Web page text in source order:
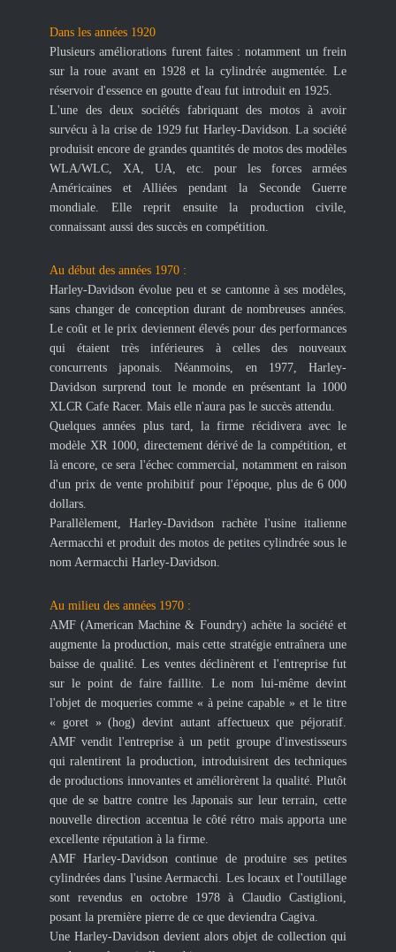
Dans les années 1920
Plusieurs améliorations furent faites : notamment un frein
sur la roue avant en 1928 et la cylindrée augmentée. Le
réservoir d'essence en goutte d'eau fut introduit en 1925.
L'une des deux sociétés fabriquant des motos à avoir
survécu à la crise de 1929 fut Harley-Davidson. La société
produisit encore de grandes quantités de motos des modèles
WLA/WLC, XA, UA, etc. pour les forces armées
Américaines et Alliées pendant la Seconde Guerre
mondiale. Elle reprit ensuite la production civile,
connaissant aussi des succès en compétition.
Au début des années 1970 :
Harley-Davidson évolue peu et se cantonne à ses modèles,
sans changer de conception durant de nombreuses années.
Le coût et le prix deviennent élevés pour des performances
qui étaient très inférieures à celles des nouveaux
concurrents japonais. Néanmoins, en 1977, Harley-
Davidson surprend tout le monde en présentant la 1000
XLCR Cafe Racer. Mais elle n'aura pas le succès attendu.
Quelques années plus tard, la firme récidivera avec le
modèle XR 1000, directement dérivé de la compétition, et
là encore, ce sera l'échec commercial, notamment en raison
d'un prix de vente prohibitif pour l'époque, plus de 6 000
dollars.
Parallèlement, Harley-Davidson rachète l'usine italienne
Aermacchi et produit des motos de petites cylindrée sous le
nom Aermacchi Harley-Davidson.
Au milieu des années 1970 :
AMF (American Machine & Foundry) achète la société et
augmente la production, mais cette stratégie entraînera une
baisse de qualité. Les ventes déclinèrent et l'entreprise fut
sur le point de faire faillite. Le nom lui-même devint
l'objet de moqueries comme « à peine capable » et le titre
« goret » (hog) devint autant affectueux que péjoratif.
AMF vendit l'entreprise à un petit groupe d'investisseurs
qui ralentirent la production, introduisirent des techniques
de productions innovantes et améliorèrent la qualité. Plutôt
que de se battre contre les Japonais sur leur terrain, cette
nouvelle direction accentua le côté rétro mais apporta une
excellente réputation à la firme.
AMF Harley-Davidson continue de produire ses petites
cylindrées dans l'usine Aermacchi. Les locaux et l'outillage
sont revendus en octobre 1978 à Claudio Castiglioni,
posant la première pierre de ce que deviendra Cagiva.
Une Harley-Davidson devient alors objet de collection qui